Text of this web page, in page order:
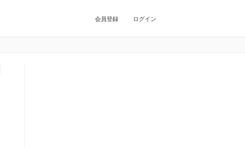
会員登録 ログイン